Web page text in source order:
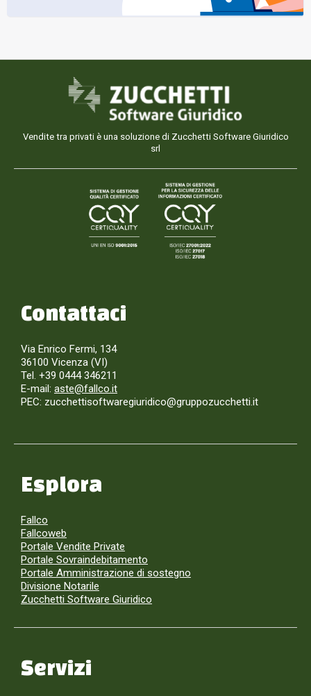
Vendite tra privati è una soluzione di Zucchetti Software Giuridico
srl
Contattaci
Via Enrico Fermi, 134
36100 Vicenza (VI)
Tel. +39 0444 346211
E-mail: aste@fallco.it
PEC: zucchettisoftwaregiuridico@gruppozucchetti.it
Esplora
Fallco
Fallcoweb
Portale Vendite Private
Portale Sovraindebitamento
Portale Amministrazione di sostegno
Divisione Notarile
Zucchetti Software Giuridico
Servizi